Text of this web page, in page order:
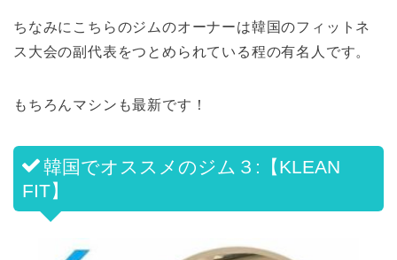
ちなみにこちらのジムのオーナーは韓国のフィットネ
ス大会の副代表をつとめられている程の有名人です。
もちろんマシンも最新です！
韓国でオススメのジム３:【KLEAN
FIT】